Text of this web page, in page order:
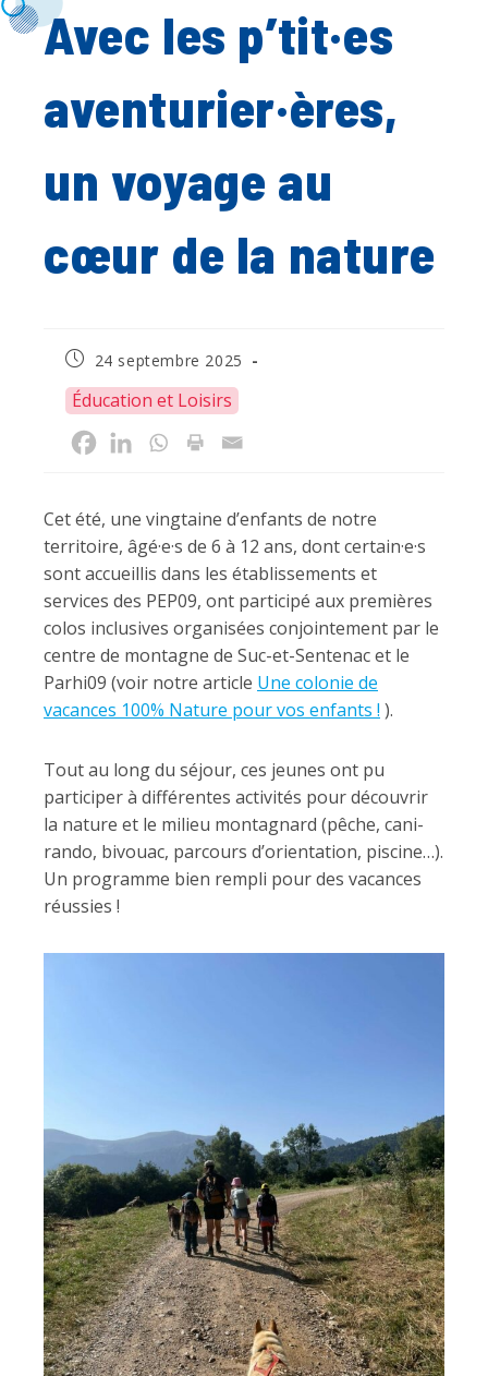
Avec les p’tit·es
aventurier·ères,
un voyage au
cœur de la nature
Publication
24 septembre 2025
Éducation et Loisirs
Cet été, une vingtaine d’enfants de notre
territoire, âgé·e·s de 6 à 12 ans, dont certain·e·s
sont accueillis dans les établissements et
services des PEP09, ont participé aux premières
colos inclusives organisées conjointement par le
centre de montagne de Suc-et-Sentenac et le
Parhi09 (voir notre article Une colonie de
vacances 100% Nature pour vos enfants ! ).
Tout au long du séjour, ces jeunes ont pu
participer à différentes activités pour découvrir
la nature et le milieu montagnard (pêche, cani-
rando, bivouac, parcours d’orientation, piscine…).
Un programme bien rempli pour des vacances
réussies !